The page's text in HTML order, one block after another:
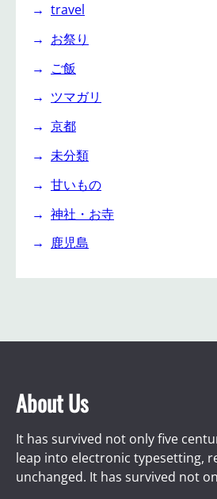
travel
お祭り
ご飯
ツマガリ
京都
未分類
甘いもの
神社・お寺
鹿児島
About Us
It has survived not only five
leap into electronic typesetting,
unchanged. It has survived not